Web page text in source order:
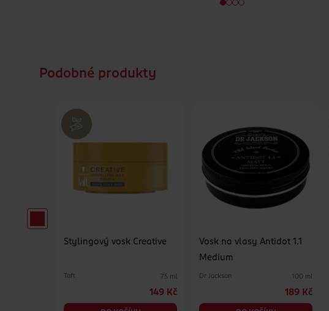
Podobné produkty
Stylingový vosk Creative
Taft 75 ml
149 Kč
Vosk na vlasy Antidot 1.1
Medium
Dr Jackson 100 ml
189 Kč